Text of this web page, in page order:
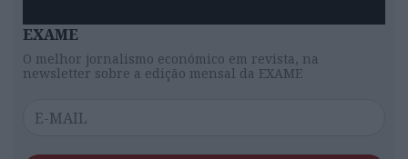
EXAME
O melhor jornalismo económico em revista, na
newsletter sobre a edição mensal da EXAME